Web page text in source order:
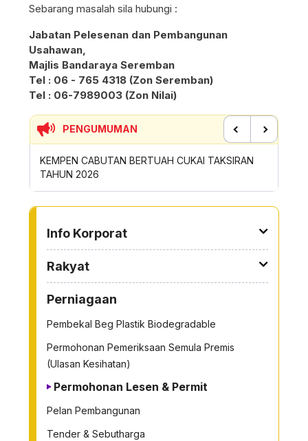
Sebarang masalah sila hubungi :
Jabatan Pelesenan dan Pembangunan
Usahawan,
Majlis Bandaraya Seremban
Tel : 06 - 765 4318 (Zon Seremban)
Tel : 06-7989003 (Zon Nilai)
PENGUMUMAN
CUKAI TAKSIRAN
SUMBANGAN INSENTIF AKTIVITI
Info Korporat
Rakyat
Perniagaan
Pembekal Beg Plastik Biodegradable
Permohonan Pemeriksaan Semula Premis
(Ulasan Kesihatan)
Permohonan Lesen & Permit
Pelan Pembangunan
Tender & Sebutharga